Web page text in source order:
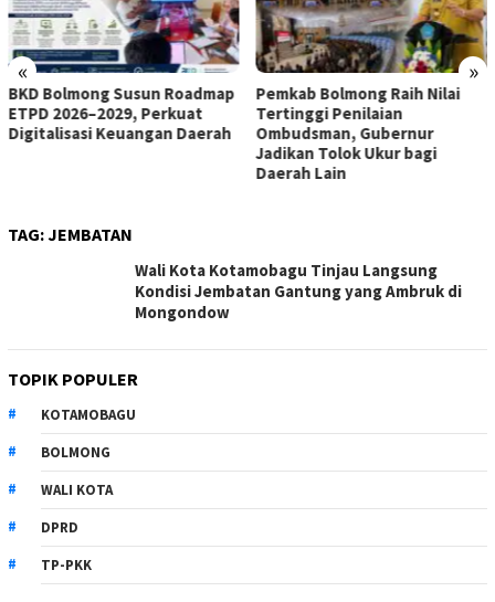
« »
BKD Bolmong Susun Roadmap
ETPD 2026–2029, Perkuat
Digitalisasi Keuangan Daerah
Pemkab Bolmong Raih Nilai
Tertinggi Penilaian
Ombudsman, Gubernur
Jadikan Tolok Ukur bagi
Daerah Lain
TAG:JEMBATAN
Wali Kota Kotamobagu Tinjau Langsung
Kondisi Jembatan Gantung yang Ambruk di
Mongondow
TOPIK POPULER
KOTAMOBAGU
BOLMONG
WALI KOTA
DPRD
TP-PKK